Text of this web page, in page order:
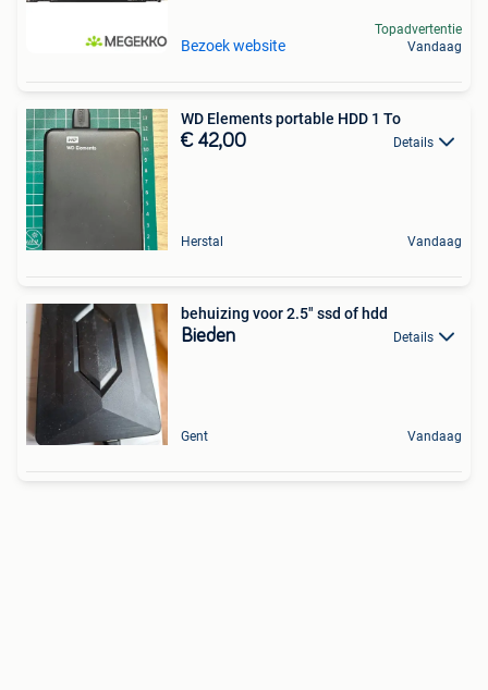
Bezoek website
Topadvertentie
Vandaag
WD Elements portable HDD 1 To
€ 42,00 Details
Herstal Vandaag
behuizing voor 2.5" ssd of hdd
Bieden Details
Gent Vandaag